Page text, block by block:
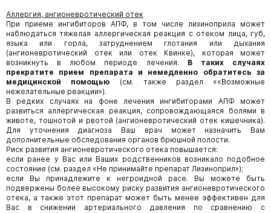
Аллергия, ангионевротический отек
При приеме ингибиторов АПФ, в том числе лизиноприла может
наблюдаться тяжелая аллергическая реакция с отеком лица, губ,
языка или горла, затруднением глотания или дыхания
(ангионевротический отек или отек Квинке), которая может
возникнуть в любом периоде лечения. В таких случаях
прекратите прием препарата и немедленно обратитесь за
медицинской помощью (см. также раздел ««Возможные
нежелательные реакции»).
В редких случаях на фоне лечения ингибиторами АПФ может
развиться аллергическая реакция, сопровождающаяся болями в
животе, тошнотой и рвотой (ангионевротический отек кишечника).
Для уточнения диагноза Ваш врач может назначить Вам
дополнительные обследования органов брюшной полости.
Риск развития ангионевротического отека повышается:
если ранее у Вас или Ваших родственников возникало подобное
состояние (см. раздел «Не принимайте препарат Лизиноприл»);
если Вы принадлежите к негроидной расе. Вы можете быть
подвержены более высокому риску развития ангионевротического
отека, а также этот препарат может быть менее эффективен для
Вас в снижении артериального давления по сравнению с